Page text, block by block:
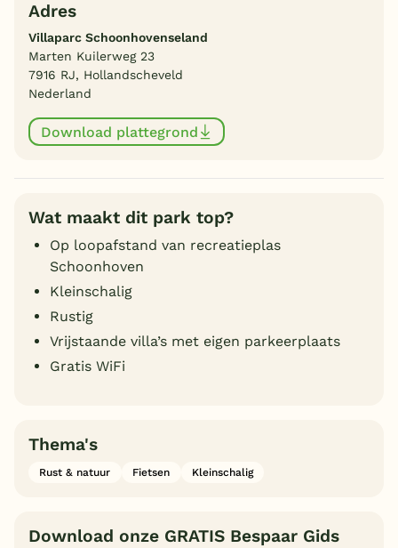
Adres
Villaparc Schoonhovenseland
Marten Kuilerweg 23
7916 RJ, Hollandscheveld
Nederland
Download plattegrond
Wat maakt dit park top?
Op loopafstand van recreatieplas
Schoonhoven
Kleinschalig
Rustig
Vrijstaande villa’s met eigen parkeerplaats
Gratis WiFi
Thema's
Rust & natuur Fietsen Kleinschalig
Download onze GRATIS Bespaar Gids